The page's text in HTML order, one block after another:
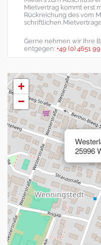
Mietvertrag kommt erst
Rückreichung des vom
schriftlichen
Gerne nehmen wir Ihre
entgegen: +49 (0) 4651
25996
+
−